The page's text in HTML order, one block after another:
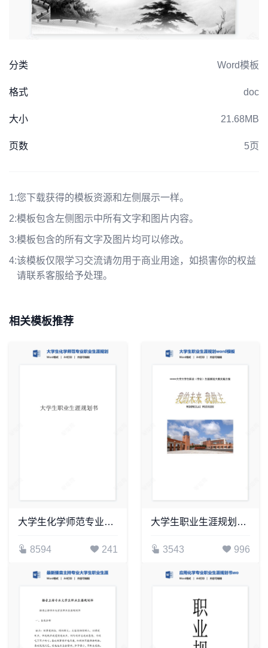
分类 Word模板
格式 doc
大小 21.68MB
页数 5页
1:您下载获得的模板资源和左侧展示一样。
2:模板包含左侧图示中所有文字和图片内容。
3:模板包含的所有文字及图片均可以修改。
4:该模板仅限学习交流请勿用于商业用途，如损害你的权益
请联系客服给予处理。
相关模板推荐
大学生化学师范专业职业生涯规划书word模板
8594 241
大学生职业生涯规划word模板
3543 996